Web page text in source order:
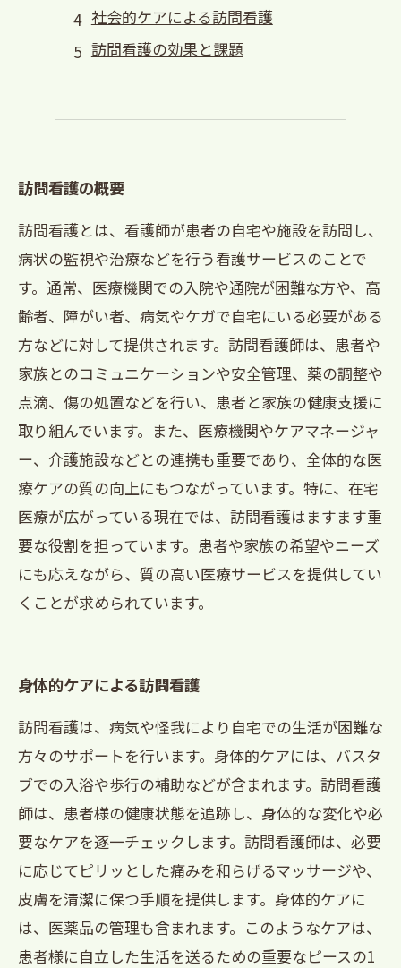
社会的ケアによる訪問看護
訪問看護の効果と課題
訪問看護の概要
訪問看護とは、看護師が患者の自宅や施設を訪問し、
病状の監視や治療などを行う看護サービスのことで
す。通常、医療機関での入院や通院が困難な方や、高
齢者、障がい者、病気やケガで自宅にいる必要がある
方などに対して提供されます。訪問看護師は、患者や
家族とのコミュニケーションや安全管理、薬の調整や
点滴、傷の処置などを行い、患者と家族の健康支援に
取り組んでいます。また、医療機関やケアマネージャ
ー、介護施設などとの連携も重要であり、全体的な医
療ケアの質の向上にもつながっています。特に、在宅
医療が広がっている現在では、訪問看護はますます重
要な役割を担っています。患者や家族の希望やニーズ
にも応えながら、質の高い医療サービスを提供してい
くことが求められています。
身体的ケアによる訪問看護
訪問看護は、病気や怪我により自宅での生活が困難な
方々のサポートを行います。身体的ケアには、バスタ
ブでの入浴や歩行の補助などが含まれます。訪問看護
師は、患者様の健康状態を追跡し、身体的な変化や必
要なケアを逐一チェックします。訪問看護師は、必要
に応じてピリッとした痛みを和らげるマッサージや、
皮膚を清潔に保つ手順を提供します。身体的ケアに
は、医薬品の管理も含まれます。このようなケアは、
患者様に自立した生活を送るための重要なピースの1